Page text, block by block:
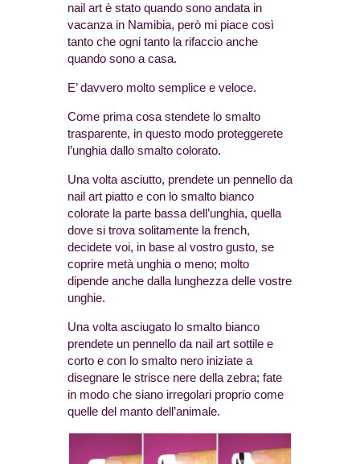
nail art è stato quando sono andata in
vacanza in Namibia, però mi piace così
tanto che ogni tanto la rifaccio anche
quando sono a casa.
E’ davvero molto semplice e veloce.
Come prima cosa stendete lo smalto
trasparente, in questo modo proteggerete
l’unghia dallo smalto colorato.
Una volta asciutto, prendete un pennello da
nail art piatto e con lo smalto bianco
colorate la parte bassa dell’unghia, quella
dove si trova solitamente la french,
decidete voi, in base al vostro gusto, se
coprire metà unghia o meno; molto
dipende anche dalla lunghezza delle vostre
unghie.
Una volta asciugato lo smalto bianco
prendete un pennello da nail art sottile e
corto e con lo smalto nero iniziate a
disegnare le strisce nere della zebra; fate
in modo che siano irregolari proprio come
quelle del manto dell’animale.